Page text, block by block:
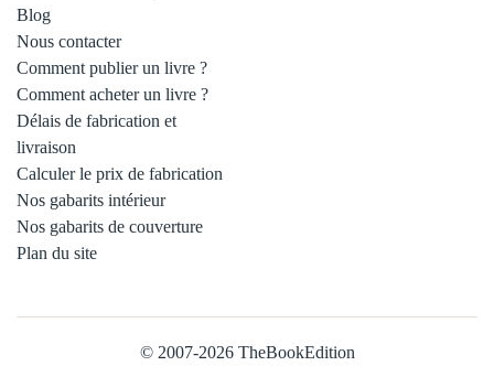
Blog
Nous contacter
Comment publier un livre ?
Comment acheter un livre ?
Délais de fabrication et
livraison
Calculer le prix de fabrication
Nos gabarits intérieur
Nos gabarits de couverture
Plan du site
© 2007-2026 TheBookEdition